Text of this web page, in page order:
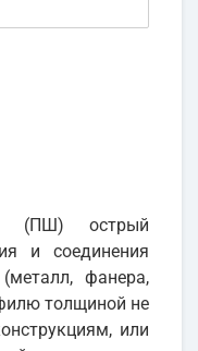
(ПШ) острый
и соединения
фанера,
толщиной не
или